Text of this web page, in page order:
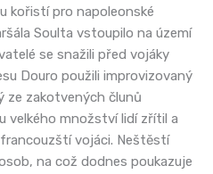
kořistí pro napoleonské
Soulta vstoupilo na území
se snažili před vojáky
Douro použili improvizovaný
zakotvených člunů
velkého množství lidí zřítil a
vojáci. Neštěstí
na což dodnes poukazuje